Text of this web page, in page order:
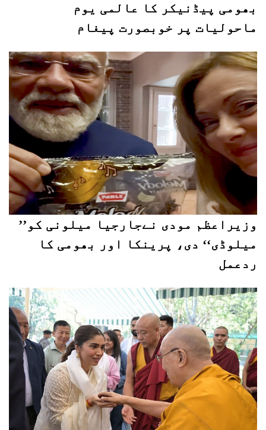
بھومی پیڈنیکر کا عالمی یوم
ماحولیات پر خوبصورت پیغام
وزیراعظم مودی نےجارجیا میلونی کو’’
میلوڈی‘‘ دی، پرینکا اور بھومی کا
ردعمل